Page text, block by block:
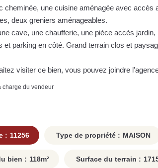
cheminée, une cuisine aménagée avec
deux greniers aménageables.
cave, une chaufferie, une pièce accès jardin,
et parking en côté. Grand terrain clos et
visiter ce bien, vous pouvez joindre
charge du vendeur
: 11256 Type de propriété : MAISON
bien : 118m² Surface du terrain :